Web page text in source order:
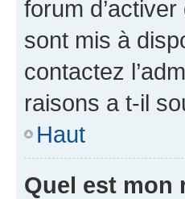
forum
sont mis à
contactez
raisons a t-il
Haut
Quel est mon